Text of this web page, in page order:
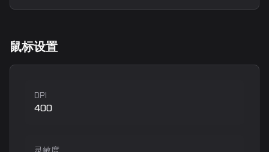
鼠标设置
DPI
400